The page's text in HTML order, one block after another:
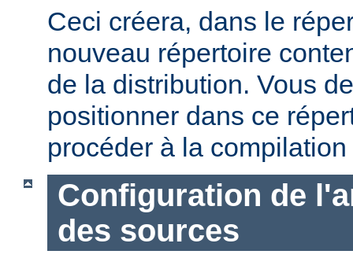
Ceci créera, dans le
nouveau répertoire
de la distribution. Vous
positionner dans ce
procéder à la
Configuration de
des sources